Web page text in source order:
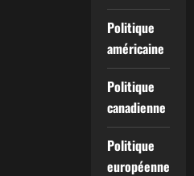
Politique
américaine
Politique
canadienne
Politique
européenne